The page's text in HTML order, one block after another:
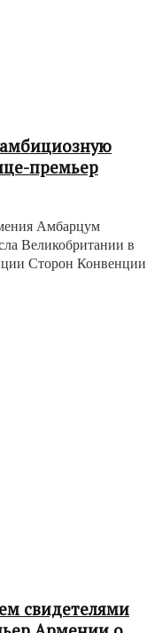
премьер
Амбарцум
Великобритании в
Сторон Конвенции
свидетелями